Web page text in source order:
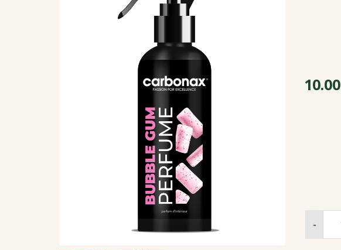
10.00
-